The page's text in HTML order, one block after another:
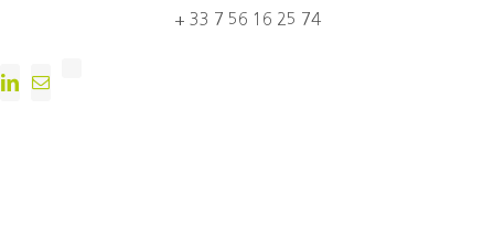
+ 33 7 56 16 25 74